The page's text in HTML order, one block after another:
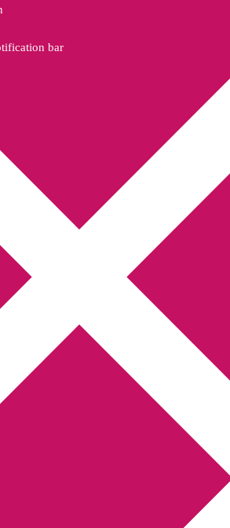
litteratur-
bar